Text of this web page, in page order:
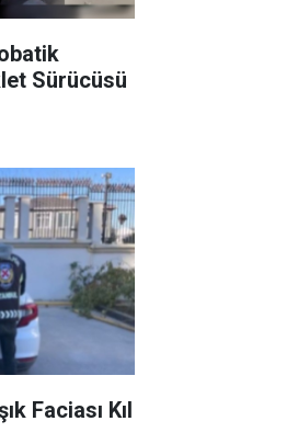
Sürücüsü
Faciası Kıl